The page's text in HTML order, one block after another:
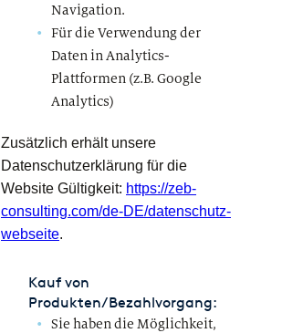
Navigation.
Für die Verwendung der
Daten in Analytics-
Plattformen (z.B. Google
Analytics)
Zusätzlich erhält unsere
Datenschutzerklärung für die
Website Gültigkeit: https://zeb-
consulting.com/de-DE/datenschutz-
webseite.
Kauf von
Produkten/Bezahlvorgang:
Sie haben die Möglichkeit,